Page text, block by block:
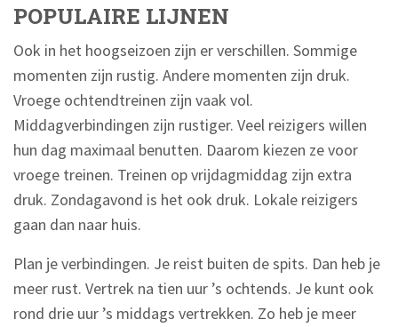
POPULAIRE LIJNEN
Ook in het hoogseizoen zijn er verschillen. Sommige
momenten zijn rustig. Andere momenten zijn druk.
Vroege ochtendtreinen zijn vaak vol.
Middagverbindingen zijn rustiger. Veel reizigers willen
hun dag maximaal benutten. Daarom kiezen ze voor
vroege treinen. Treinen op vrijdagmiddag zijn extra
druk. Zondagavond is het ook druk. Lokale reizigers
gaan dan naar huis.
Plan je verbindingen. Je reist buiten de spits. Dan heb je
meer rust. Vertrek na tien uur ’s ochtends. Je kunt ook
rond drie uur ’s middags vertrekken. Zo heb je meer